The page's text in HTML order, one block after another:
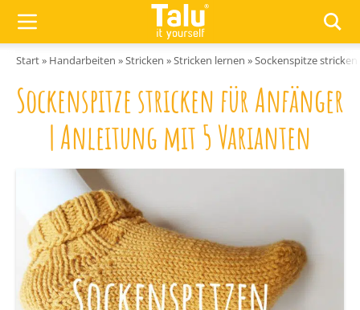
Start» Handarbeiten »Stricken »Stricken lernen »Sockenspitze
Sockenspitze stricken für Anfänger
| Anleitung mit 5 Varianten